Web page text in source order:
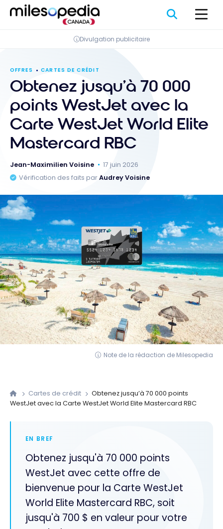
Panneau de gestion des cookies
Passer
Divulgation publicitaire
OFFRES CARTES DE CRÉDIT
Obtenez jusqu’à 70 000
points WestJet avec la
Carte WestJet World Elite
Mastercard RBC
Jean-Maximilien Voisine
17 juin 2026
Vérification des faits parAudrey Voisine
Note de la rédaction de Milesopedia
Cartes de crédit
Obtenez jusqu’à 70 000 points
WestJet avec la Carte WestJet World Elite Mastercard RBC
EN BREF
Obtenez jusqu'à 70 000 points
WestJet avec cette offre de
bienvenue pour la Carte WestJet
World Elite Mastercard RBC, soit
jusqu'à 700 $ en valeur pour votre